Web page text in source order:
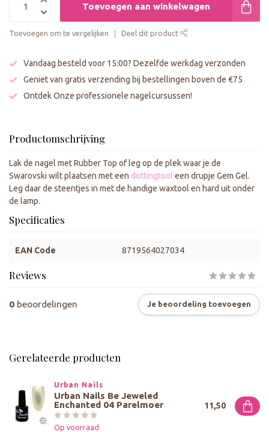
Toevoegen aan winkelwagen
Toevoegen om te vergelijken Deel dit product
Vandaag besteld voor 15:00? Dezelfde werkdag verzonden
Geniet van gratis verzending bij bestellingen boven de €75
Ontdek Onze professionele nagelcursussen!
Productomschrijving
Lak de nagel met Rubber Top of leg op de plek waar je de
Swarovski wilt plaatsen met een dottingtool een drupje Gem Gel.
Leg daar de steentjes in met de handige waxtool en hard uit onder
de lamp.
Specificaties
EAN Code 8719564027034
Reviews
0 beoordelingen Je beoordeling toevoegen
Gerelateerde producten
Urban Nails
Urban Nails Be Jeweled
Enchanted 04 Parelmoer
Op voorraad
11,50